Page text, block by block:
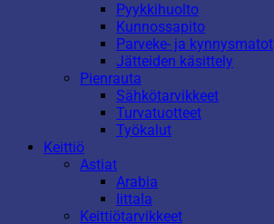
Pyykkihuolto
Kunnossapito
Parveke- ja kynnysmatot
Jätteiden käsittely
Pienrauta
Sähkötarvikkeet
Turvatuotteet
Työkalut
Keittiö
Astiat
Arabia
Iittala
Keittiötarvikkeet